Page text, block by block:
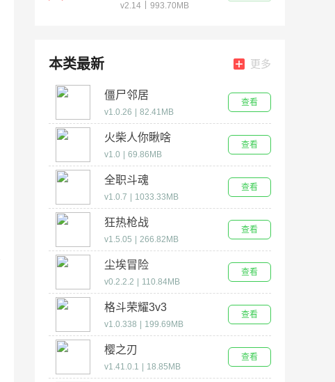
v2.14 993.70MB
本类最新 更多
僵尸邻居
v1.0.26 82.41MB
查看
火柴人你瞅啥
v1.0 69.86MB
查看
全职斗魂
v1.0.7 1033.33MB
查看
狂热枪战
v1.5.05 266.82MB
查看
尘埃冒险
v0.2.2.2 110.84MB
查看
格斗荣耀3v3
v1.0.338 199.69MB
查看
樱之刃
v1.41.0.1 18.85MB
查看